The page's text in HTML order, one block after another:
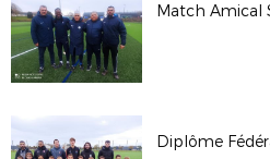
Match Amical